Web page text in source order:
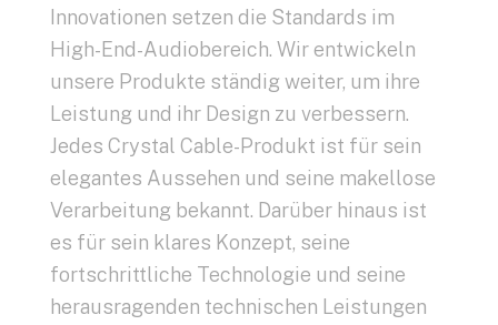
Innovationen setzen die Standards im
High-End-Audiobereich. Wir entwickeln
unsere Produkte ständig weiter, um ihre
Leistung und ihr Design zu verbessern.
Jedes Crystal Cable-Produkt ist für sein
elegantes Aussehen und seine makellose
Verarbeitung bekannt. Darüber hinaus ist
es für sein klares Konzept, seine
fortschrittliche Technologie und seine
herausragenden technischen Leistungen